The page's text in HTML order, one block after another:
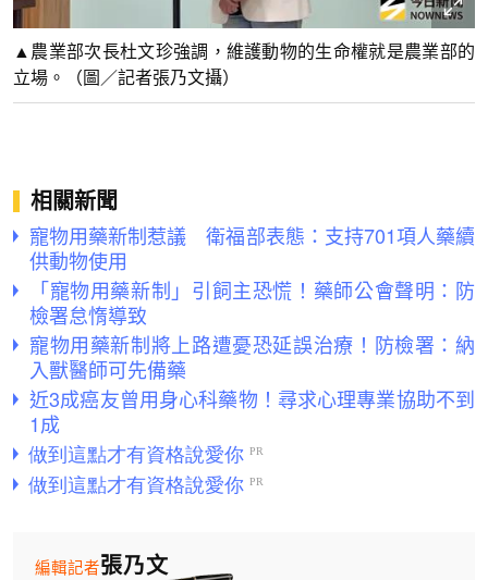
▲農業部次長杜文珍強調，維護動物的生命權就是農業部的
立場。（圖／記者張乃文攝）
相關新聞
寵物用藥新制惹議 衛福部表態：支持701項人藥續
供動物使用
「寵物用藥新制」引飼主恐慌！藥師公會聲明：防
檢署怠惰導致
寵物用藥新制將上路遭憂恐延誤治療！防檢署：納
入獸醫師可先備藥
近3成癌友曾用身心科藥物！尋求心理專業協助不到
1成
張乃文
編輯記者